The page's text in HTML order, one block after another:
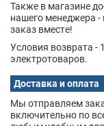
Также в магазине
нашего менеджера
заказ вместе!
Условия возврата -
электротоваров.
Доставка и оплата
Мы отправляем
включительно по